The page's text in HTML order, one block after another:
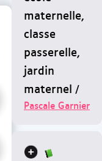
maternelle,
classe
passerelle,
jardin
maternel /
Pascale Garnier